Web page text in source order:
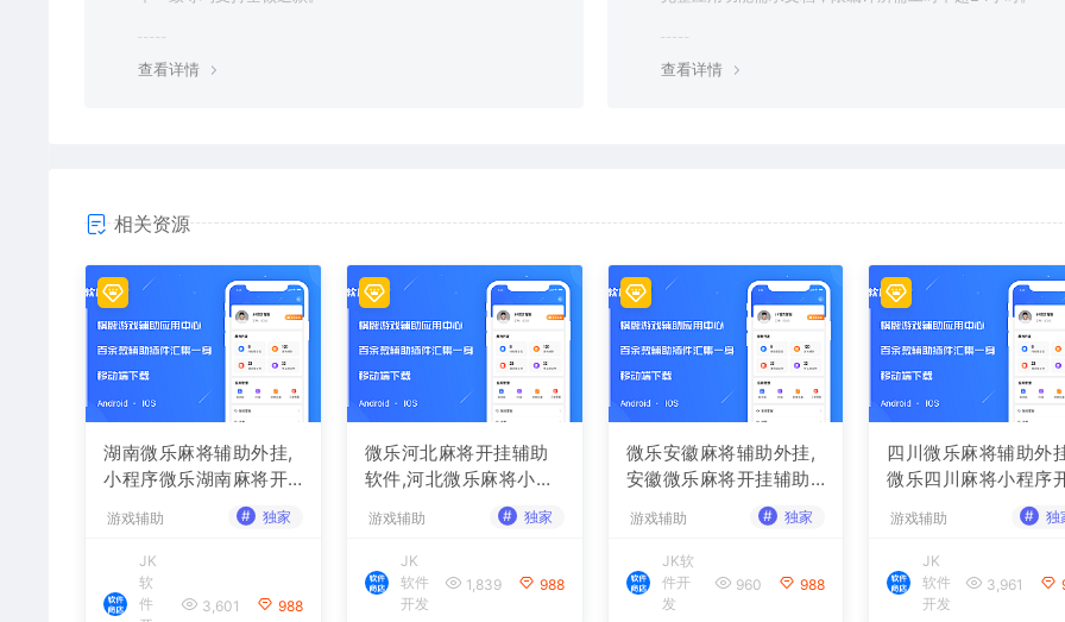
查看详情 查看详情
相关资源
湖南微乐麻将辅助外挂,
小程序微乐湖南麻将开
游戏辅助 # 独家
JK
软
件
3,601 988
微乐河北麻将开挂辅助
软件,河北微乐麻将小程
游戏辅助 # 独家
JK
软件
开发
1,839 988
微乐安徽麻将辅助外挂,
安徽微乐麻将开挂辅助
游戏辅助 # 独家
JK软
件开
发
960 988
四川微乐麻将辅助外
微乐四川麻将小程序
游戏辅助 # 独
JK
软件
开发
3,961